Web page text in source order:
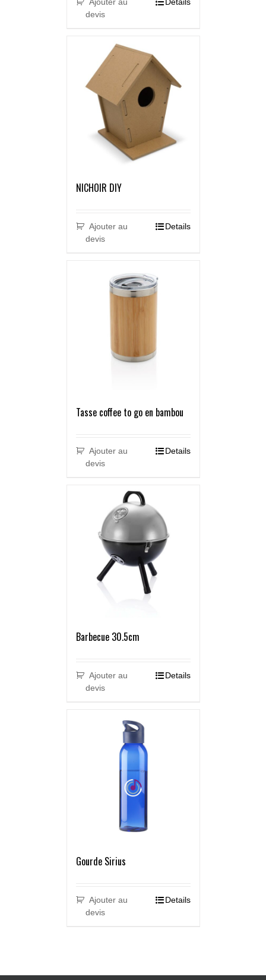
devis
NICHOIR DIY
Ajouter au
devis
Details
Tasse coffee to go en bambou
Ajouter au
devis
Details
Barbecue 30.5cm
Ajouter au
devis
Details
Gourde Sirius
Ajouter au
devis
Details